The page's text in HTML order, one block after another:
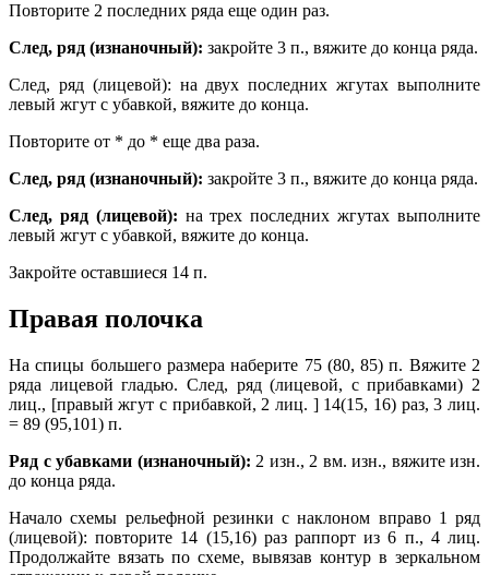
Повторите 2 последних ряда еще один раз.
След, ряд (изнаночный): закройте 3 п., вяжите до конца ряда.
След, ряд (лицевой): на двух последних жгутах выполните
левый жгут с убавкой, вяжите до конца.
Повторите от * до * еще два раза.
След, ряд (изнаночный): закройте 3 п., вяжите до конца ряда.
След, ряд (лицевой): на трех последних жгутах выполните
левый жгут с убавкой, вяжите до конца.
Закройте оставшиеся 14 п.
Правая полочка
На спицы большего размера наберите 75 (80, 85) п. Вяжите 2
ряда лицевой гладью. След, ряд (лицевой, с прибавками) 2
лиц., [правый жгут с прибавкой, 2 лиц. ] 14(15, 16) раз, 3 лиц.
= 89 (95,101) п.
Ряд с убавками (изнаночный): 2 изн., 2 вм. изн., вяжите изн.
до конца ряда.
Начало схемы рельефной резинки с наклоном вправо 1 ряд
(лицевой): повторите 14 (15,16) раз раппорт из 6 п., 4 лиц.
Продолжайте вязать по схеме, вывязав контур в зеркальном